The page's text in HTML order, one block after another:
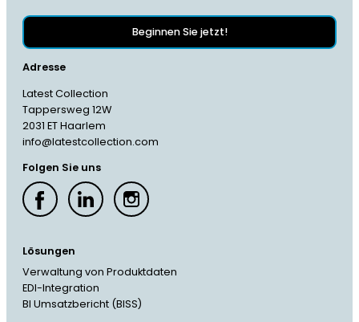
Beginnen Sie jetzt!
Adresse
Latest Collection
Tappersweg 12W
2031 ET Haarlem
info@latestcollection.com
Folgen Sie uns
Lösungen
Verwaltung von Produktdaten
EDI-Integration
BI Umsatzbericht (BISS)